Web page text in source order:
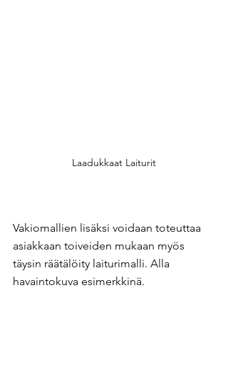
Laadukkaat Laiturit
Vakiomallien lisäksi voidaan toteuttaa
asiakkaan toiveiden mukaan myös
täysin räätälöity laiturimalli. Alla
havaintokuva esimerkkinä.